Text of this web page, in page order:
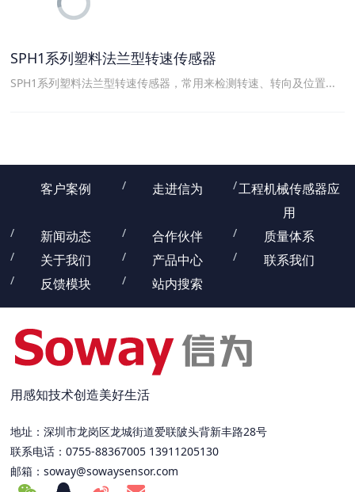
SPH1系列塑料法兰型转速传感器
SPH1系列塑料法兰型转速传感器，常用来检测转速、转向及位置...
客户案例 走进信为
工程机械传感器应
用
新闻动态
合作伙伴
质量体系
关于我们
产品中心
联系我们
反馈模块
站内搜索
用感知技术创造美好生活
地址：深圳市龙岗区龙城街道爱联陂头背新丰路28号
联系电话：0755-88367005 13911205130
邮箱：soway@sowaysensor.com